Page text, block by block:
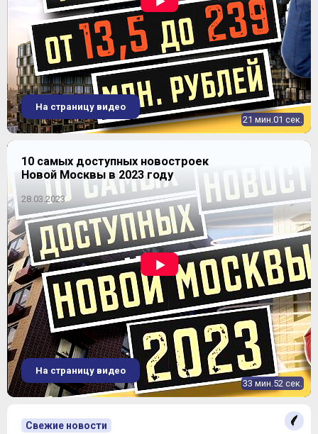
ЖК "Life-Ботанический сад" (Лайф Ботанический сад 2)
21 мин.01 сек.
На страницу видео
10 самых доступных новостроек
Новой Москвы в 2023 году
28.03.2023
33 мин.52 сек.
На страницу видео
Свежие новости